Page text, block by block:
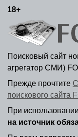
18+
Поисковый сайт
агрегатор СМИ)
Прежде прочтите
поискового сайта
При
на источник